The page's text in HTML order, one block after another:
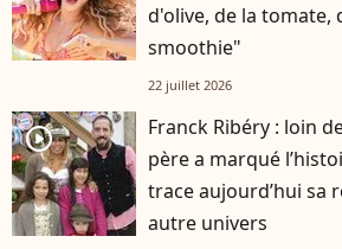
d'olive, de la tomate,
smoothie"
22 juillet 2026
player2
Franck Ribéry : loin
père a marqué
trace aujourd’hui sa
autre univers